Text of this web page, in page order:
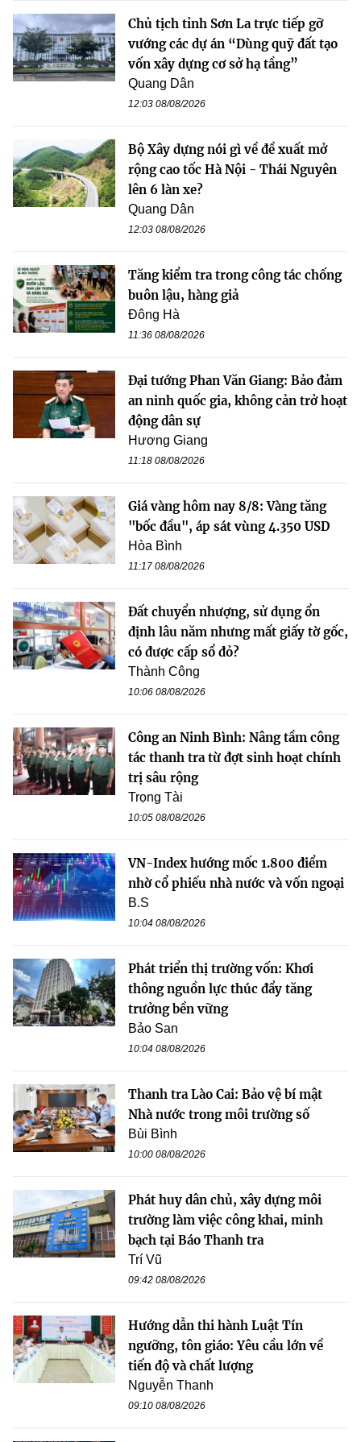
Chủ tịch tỉnh Sơn La trực tiếp gỡ
vướng các dự án “Dùng quỹ đất tạo
vốn xây dựng cơ sở hạ tầng”
Quang Dân
12:03 08/08/2026
Bộ Xây dựng nói gì về đề xuất mở
rộng cao tốc Hà Nội - Thái Nguyên
lên 6 làn xe?
Quang Dân
12:03 08/08/2026
Tăng kiểm tra trong công tác chống
buôn lậu, hàng giả
Đông Hà
11:36 08/08/2026
Đại tướng Phan Văn Giang: Bảo đảm
an ninh quốc gia, không cản trở hoạt
động dân sự
Hương Giang
11:18 08/08/2026
Giá vàng hôm nay 8/8: Vàng tăng
"bốc đầu", áp sát vùng 4.350 USD
Hòa Bình
11:17 08/08/2026
Đất chuyển nhượng, sử dụng ổn
định lâu năm nhưng mất giấy tờ gốc,
có được cấp sổ đỏ?
Thành Công
10:06 08/08/2026
Công an Ninh Bình: Nâng tầm công
tác thanh tra từ đợt sinh hoạt chính
trị sâu rộng
Trọng Tài
10:05 08/08/2026
VN-Index hướng mốc 1.800 điểm
nhờ cổ phiếu nhà nước và vốn ngoại
B.S
10:04 08/08/2026
Phát triển thị trường vốn: Khơi
thông nguồn lực thúc đẩy tăng
trưởng bền vững
Bảo San
10:04 08/08/2026
Thanh tra Lào Cai: Bảo vệ bí mật
Nhà nước trong môi trường số
Bùi Bình
10:00 08/08/2026
Phát huy dân chủ, xây dựng môi
trường làm việc công khai, minh
bạch tại Báo Thanh tra
Trí Vũ
09:42 08/08/2026
Hướng dẫn thi hành Luật Tín
ngưỡng, tôn giáo: Yêu cầu lớn về
tiến độ và chất lượng
Nguyễn Thanh
09:10 08/08/2026